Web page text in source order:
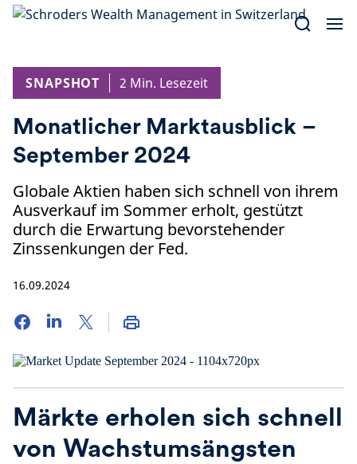
Skip
SNAPSHOT
2 Min. Lesezeit
Monatlicher Marktausblick –
September 2024
Globale Aktien haben sich schnell von ihrem
Ausverkauf im Sommer erholt, gestützt
durch die Erwartung bevorstehender
Zinssenkungen der Fed.
16.09.2024
Märkte erholen sich schnell
von Wachstumsängsten